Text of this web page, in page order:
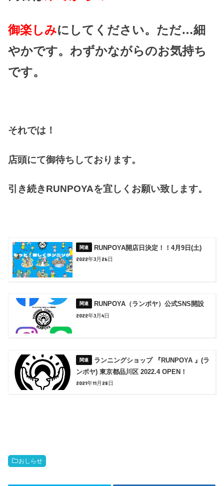
御楽しみにしてください。ただ…細
やかです。わずかながらのお気持ち
です。
それでは！
店頭にて御待ちしております。
引き続きRUNPOYAを宜しくお願い致します。
RUNPOYA開店日決定！！4月9日(土)
2022年3月26日
RUNPOYA（ランポヤ）公式SNS開設
2022年3月4日
ランニングショップ 『RUNPOYA 』(ラ
ンポヤ) 東京都品川区 2022.4 OPEN！
2021年11月28日
おしらせ